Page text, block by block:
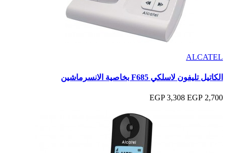
ALCATEL
الكاتيل تليفون لاسلكي F685 بخاصية الانسرماشين
2,700 EGP
3,308 EGP